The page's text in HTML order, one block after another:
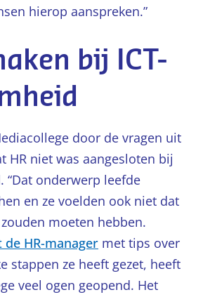
hierop aanspreken.”
bij ICT-
door de vragen uit
HR niet was aangesloten bij
“Dat onderwerp leefde
en ze voelden ook niet dat
moeten hebben.
HR-manager met tips over
stappen ze heeft gezet, heeft
veel ogen geopend. Het